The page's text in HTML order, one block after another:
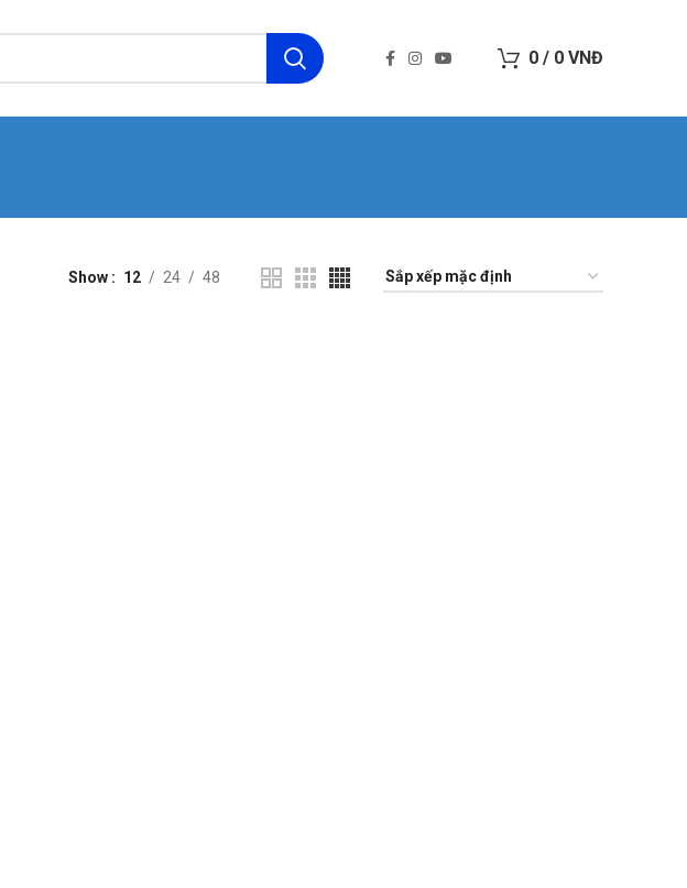
0 / 0 VNĐ
Show 12 24 48